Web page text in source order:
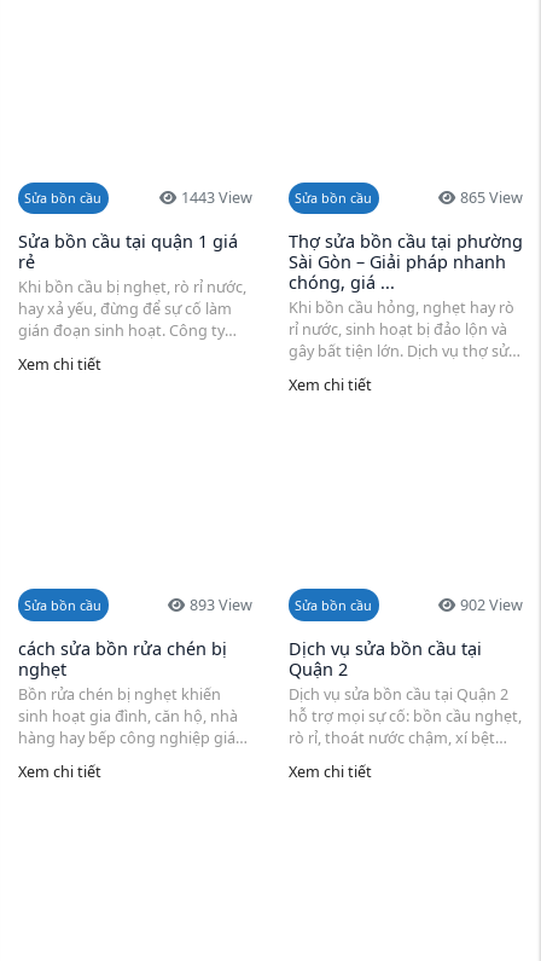
Sửa bồn cầu 1443 View
Sửa bồn cầu tại quận 1 giá
rẻ
Khi bồn cầu bị nghẹt, rò rỉ nước,
hay xả yếu, đừng để sự cố làm
gián đoạn sinh hoạt. Công ty
Hương Chiến cung cấp dịch vụ
sửa bồn cầu tại Quận 1 chuyên
Xem chi tiết
Sửa bồn cầu 865 View
Thợ sửa bồn cầu tại phường
Sài Gòn – Giải pháp nhanh
chóng, giá ...
Khi bồn cầu hỏng, nghẹt hay rò
rỉ nước, sinh hoạt bị đảo lộn và
gây bất tiện lớn. Dịch vụ thợ sửa
bồn cầu tại phường Sài Gòn
mang đến giải pháp tận nơi ...
Xem chi tiết
Sửa bồn cầu 893 View
cách sửa bồn rửa chén bị
nghẹt
Bồn rửa chén bị nghẹt khiến
sinh hoạt gia đình, căn hộ, nhà
hàng hay bếp công nghiệp gián
đoạn. Nguyên nhân thường đến
từ dầu mỡ thừa, ...
Xem chi tiết
Sửa bồn cầu 902 View
Dịch vụ sửa bồn cầu tại
Quận 2
Dịch vụ sửa bồn cầu tại Quận 2
hỗ trợ mọi sự cố: bồn cầu nghẹt,
rò rỉ, thoát nước chậm, xí bệt
hỏng. Đội ngũ thợ sửa chuyên
nghiệp, có mặt nhanh 24/7,
Xem chi tiết